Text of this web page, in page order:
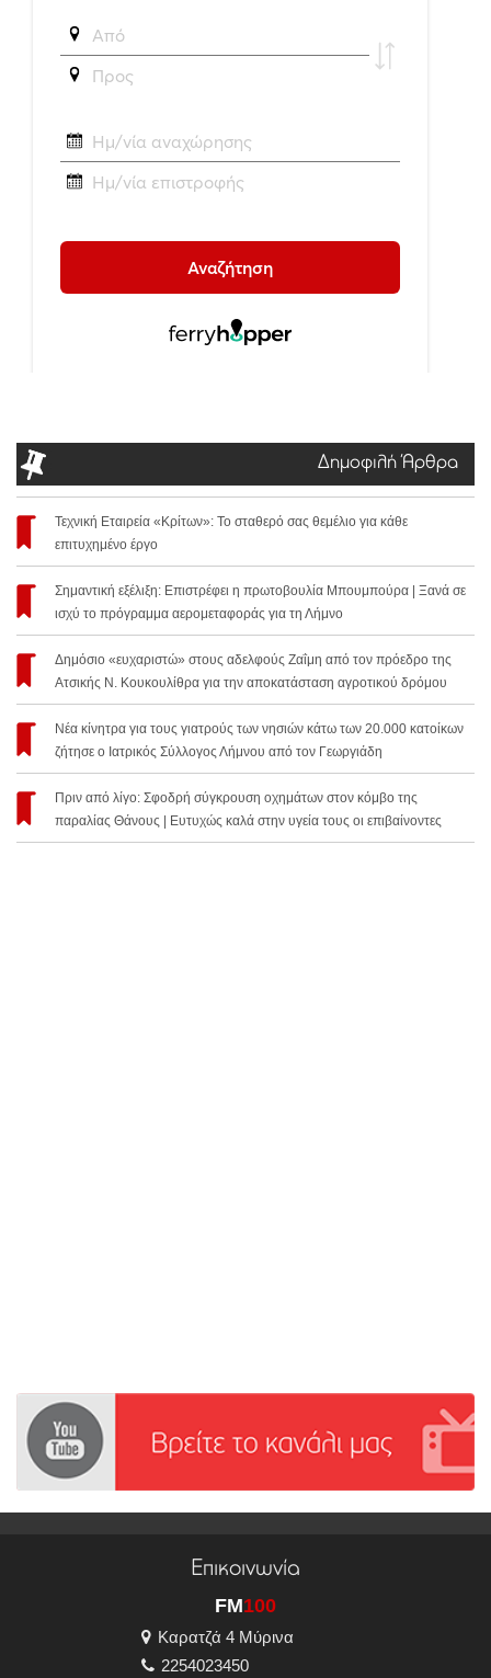
Δημοφιλή Άρθρα
Τεχνική Εταιρεία «Κρίτων»: Το σταθερό σας θεμέλιο για κάθε
επιτυχημένο έργο
Σημαντική εξέλιξη: Επιστρέφει η πρωτοβουλία Μπουμπούρα | Ξανά σε
ισχύ το πρόγραμμα αερομεταφοράς για τη Λήμνο
Δημόσιο «ευχαριστώ» στους αδελφούς Ζαΐμη από τον πρόεδρο της
Ατσικής Ν. Κουκουλίθρα για την αποκατάσταση αγροτικού δρόμου
Νέα κίνητρα για τους γιατρούς των νησιών κάτω των 20.000 κατοίκων
ζήτησε ο Ιατρικός Σύλλογος Λήμνου από τον Γεωργιάδη
Πριν από λίγο: Σφοδρή σύγκρουση οχημάτων στον κόμβο της
παραλίας Θάνους | Ευτυχώς καλά στην υγεία τους οι επιβαίνοντες
Επικοινωνία
FM100
Καρατζά 4 Μύρινα
2254023450